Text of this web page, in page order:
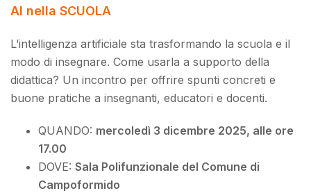
AI nella SCUOLA
L’intelligenza artificiale sta trasformando la scuola e il
modo di insegnare. Come usarla a supporto della
didattica? Un incontro per offrire spunti concreti e
buone pratiche a insegnanti, educatori e docenti.
QUANDO: mercoledì 3 dicembre 2025, alle ore
17.00
DOVE: Sala Polifunzionale del Comune di
Campoformido